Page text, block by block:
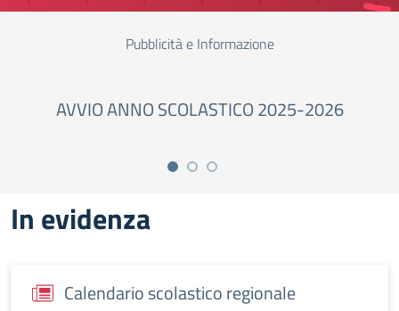
Pubblicità e Informazione
AVVIO ANNO SCOLASTICO 2025-2026
In evidenza
Calendario scolastico regionale